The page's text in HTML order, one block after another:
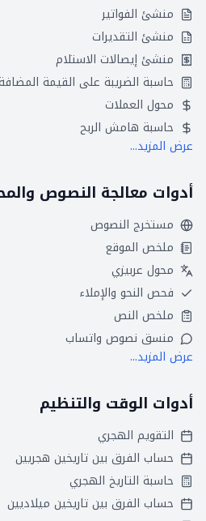
منشئ الفواتير
منشئ التقديرات
منشئ إيصالات الاستلام
حاسبة الضريبة على القيمة
محول العملات
حاسبة هامش الربح
عرض المزيد...
أدوات معالجة النصوص
مستخرج النصوص
ملخص الموقع
محول عربيزي
فحص النحو والإملاء
ملخص النص
منسق نصوص واتساب
عرض المزيد...
أدوات الوقت والتنظيم
التقويم الهجري
حساب الفرق بين تاريخين هجريين
حاسبة التاريخ الهجري
حساب الفرق بين تاريخين ميلاديين